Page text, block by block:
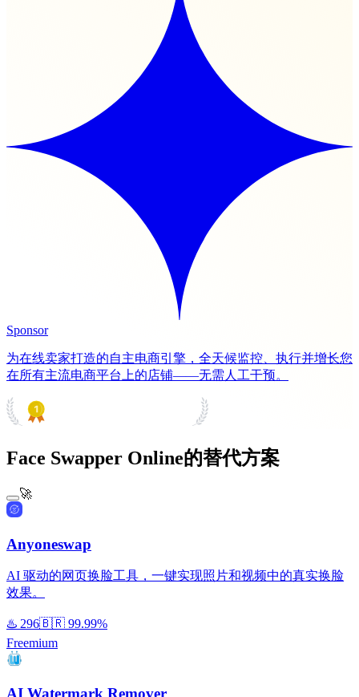
Sponsor
为在线卖家打造的自主电商引擎，全天候监控、执行并增长您
在所有主流电商平台上的店铺——无需人工干预。
Face Swapper Online的替代方案
🚀
Anyoneswap
AI 驱动的网页换脸工具，一键实现照片和视频中的真实换脸
效果。
♨️ 296🇧🇷 99.99%
Freemium
AI Watermark Remover